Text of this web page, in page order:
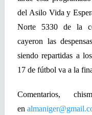
del Asilo Vida y
Norte 5330 de la
cayeron las
siendo repartidas a
17 de fútbol va a la
Comentarios,
en